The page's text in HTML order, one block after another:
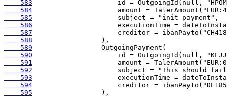
    583
    584
    585
    586
    587
    588
    589
    590
    591
    592
    593
    594
    595